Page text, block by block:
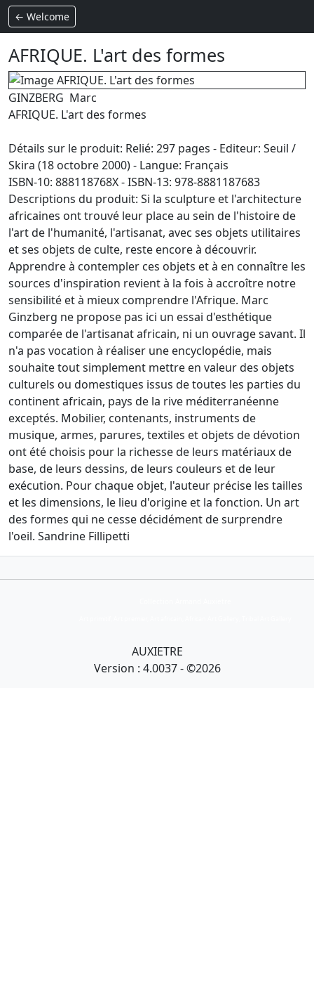
← Welcome
AFRIQUE. L'art des formes
GINZBERG Marc
AFRIQUE. L'art des formes
Détails sur le produit: Relié: 297 pages - Editeur: Seuil /
Skira (18 octobre 2000) - Langue: Français
ISBN-10: 888118768X - ISBN-13: 978-8881187683
Descriptions du produit: Si la sculpture et l'architecture
africaines ont trouvé leur place au sein de l'histoire de
l'art de l'humanité, l'artisanat, avec ses objets utilitaires
et ses objets de culte, reste encore à découvrir.
Apprendre à contempler ces objets et à en connaître les
sources d'inspiration revient à la fois à accroître notre
sensibilité et à mieux comprendre l'Afrique. Marc
Ginzberg ne propose pas ici un essai d'esthétique
comparée de l'artisanat africain, ni un ouvrage savant. Il
n'a pas vocation à réaliser une encyclopédie, mais
souhaite tout simplement mettre en valeur des objets
culturels ou domestiques issus de toutes les parties du
continent africain, pays de la rive méditerranéenne
exceptés. Mobilier, contenants, instruments de
musique, armes, parures, textiles et objets de dévotion
ont été choisis pour la richesse de leurs matériaux de
base, de leurs dessins, de leurs couleurs et de leur
exécution. Pour chaque objet, l'auteur précise les tailles
et les dimensions, le lieu d'origine et la fonction. Un art
des formes qui ne cesse décidément de surprendre
l'oeil. Sandrine Fillipetti
AUXIETRE
Version : 4.0037 - ©2026